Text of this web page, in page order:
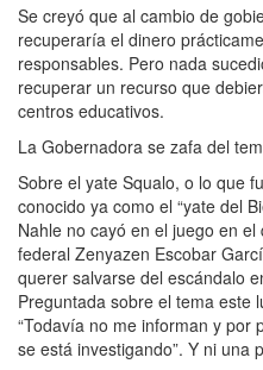
Se creyó que al cambio de
recuperaría el dinero
responsables. Pero nada
recuperar un recurso que
centros educativos.
La Gobernadora se zafa del
Sobre el yate Squalo, o lo que
conocido ya como el “yate del
Nahle no cayó en el juego en
federal Zenyazen Escobar
querer salvarse del escándalo
Preguntada sobre el tema este
“Todavía no me informan y por
se está investigando”. Y ni una